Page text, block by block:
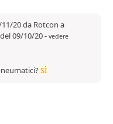
20 da Rotcon a
09/10/20- vedere
SÌ